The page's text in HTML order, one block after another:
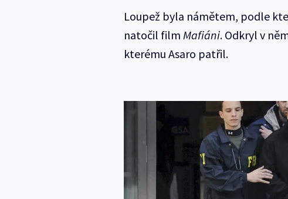
Loupež byla námětem, podle
natočil film Mafiáni. Odkryl v
kterému Asaro patřil.